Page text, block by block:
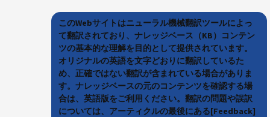
このWebサイトはニューラル機械翻訳ツールによっ
て翻訳されており、ナレッジベース（KB）コンテン
ツの基本的な理解を目的として提供されています。
オリジナルの英語を文字どおりに翻訳しているた
め、正確ではない翻訳が含まれている場合がありま
す。ナレッジベースの元のコンテンツを確認する場
合は、英語版をご利用ください。翻訳の問題や誤訳
については、アーティクルの最後にある[Feedback]